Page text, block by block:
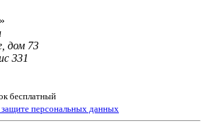
дом 73
331
бесплатный
персональных данных